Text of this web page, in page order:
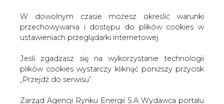
W dowolnym czasie możesz określić warunki
przechowywania i dostępu do plików cookies w
ustawieniach przeglądarki internetowej.
Jeśli zgadzasz się na wykorzystanie technologii
plików cookies wystarczy kliknąć poniższy przycisk
„Przejdź do serwisu”.
Zarząd Agencji Rynku Energii S.A Wydawca portalu
#Gazownictwo #świat
Artykuł powstał bez wsparcia narzędzi sztucznej inteligencji.
KOMENTARZE